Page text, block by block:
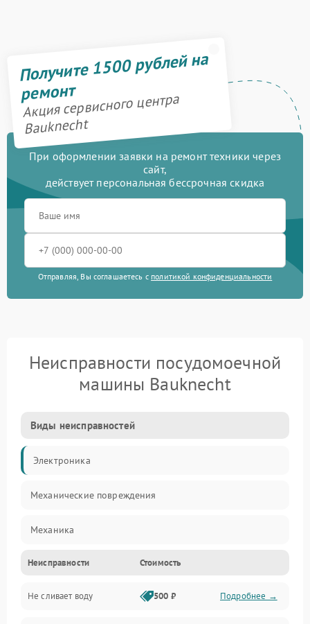
Получите 1500 рублей на
ремонт
Акция сервисного центра
Bauknecht
При оформлении заявки на ремонт техники через
сайт,
действует персональная бессрочная скидка
Отправляя, Вы соглашаетесь с политикой конфиденциальности
Неисправности посудомоечной
машины Bauknecht
Виды неисправностей
Электроника
Механические повреждения
Механика
Управление
Электропитание
Неисправности Стоимость
Не сливает воду 500 ₽ Подробнее →